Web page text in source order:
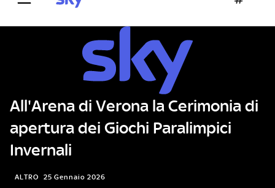
All'Arena di Verona la Cerimonia di
apertura dei Giochi Paralimpici
Invernali
ALTRO 25 Gennaio 2026